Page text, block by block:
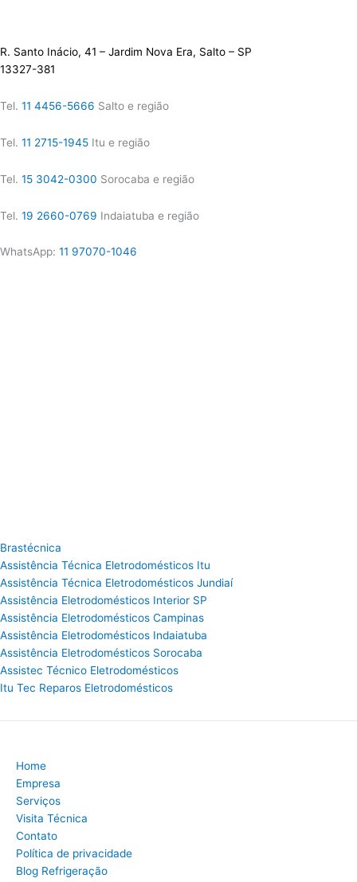
R. Santo Inácio, 41 – Jardim Nova Era, Salto – SP
13327-381
Tel. 11 4456-5666 Salto e região
Tel. 11 2715-1945 Itu e região
Tel. 15 3042-0300 Sorocaba e região
Tel. 19 2660-0769 Indaiatuba e região
WhatsApp: 11 97070-1046
Brastécnica
Assistência Técnica Eletrodomésticos Itu
Assistência Técnica Eletrodomésticos Jundiaí
Assistência Eletrodomésticos Interior SP
Assistência Eletrodomésticos Campinas
Assistência Eletrodomésticos Indaiatuba
Assistência Eletrodomésticos Sorocaba
Assistec Técnico Eletrodomésticos
Itu Tec Reparos Eletrodomésticos
Home
Empresa
Serviços
Visita Técnica
Contato
Política de privacidade
Blog Refrigeração